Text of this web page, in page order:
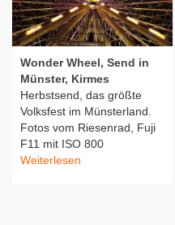
Wonder Wheel, Send in
Münster, Kirmes
Herbstsend, das größte
Volksfest im Münsterland.
Fotos vom Riesenrad, Fuji
F11 mit ISO 800
Weiterlesen